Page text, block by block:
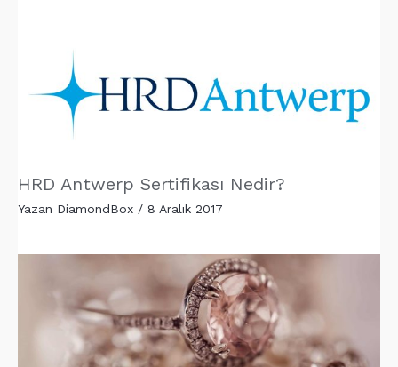
HRD Antwerp Sertifikası Nedir?
Yazan DiamondBox / 8 Aralık 2017